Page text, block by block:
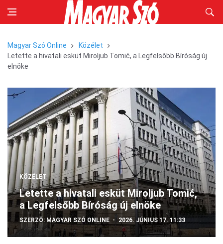
Magyar Szó Online
Közélet
Letette a hivatali esküt Miroljub Tomić, a Legfelsőbb Bíróság új
elnöke
KÖZÉLET
Letette a hivatali esküt Miroljub Tomić,
a Legfelsőbb Bíróság új elnöke
SZERZŐ: MAGYAR SZÓ ONLINE 2026. JÚNIUS 17. 11:33